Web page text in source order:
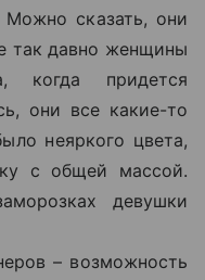
Можно сказать, они
так давно женщины
когда придется
они все какие-то
неяркого цвета,
с общей массой.
девушки
– возможность